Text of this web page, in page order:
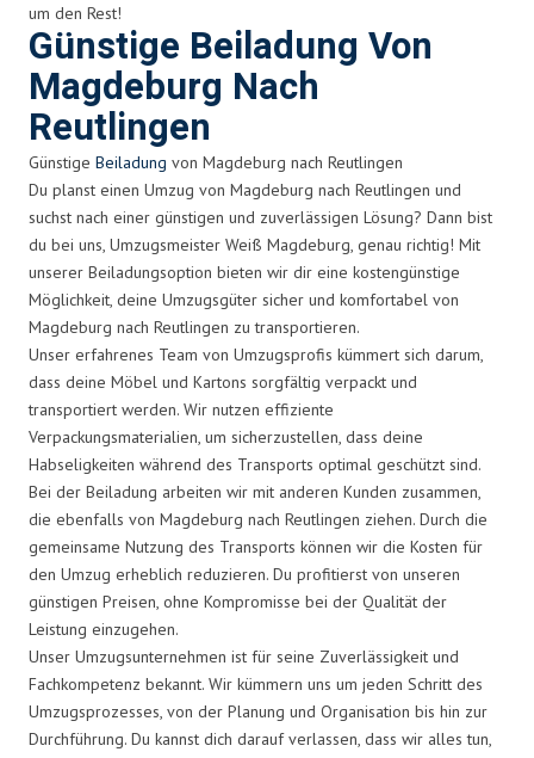
um den Rest!
Günstige Beiladung Von
Magdeburg Nach
Reutlingen
Günstige Beiladung von Magdeburg nach Reutlingen
Du planst einen Umzug von Magdeburg nach Reutlingen und
suchst nach einer günstigen und zuverlässigen Lösung? Dann bist
du bei uns, Umzugsmeister Weiß Magdeburg, genau richtig! Mit
unserer Beiladungsoption bieten wir dir eine kostengünstige
Möglichkeit, deine Umzugsgüter sicher und komfortabel von
Magdeburg nach Reutlingen zu transportieren.
Unser erfahrenes Team von Umzugsprofis kümmert sich darum,
dass deine Möbel und Kartons sorgfältig verpackt und
transportiert werden. Wir nutzen effiziente
Verpackungsmaterialien, um sicherzustellen, dass deine
Habseligkeiten während des Transports optimal geschützt sind.
Bei der Beiladung arbeiten wir mit anderen Kunden zusammen,
die ebenfalls von Magdeburg nach Reutlingen ziehen. Durch die
gemeinsame Nutzung des Transports können wir die Kosten für
den Umzug erheblich reduzieren. Du profitierst von unseren
günstigen Preisen, ohne Kompromisse bei der Qualität der
Leistung einzugehen.
Unser Umzugsunternehmen ist für seine Zuverlässigkeit und
Fachkompetenz bekannt. Wir kümmern uns um jeden Schritt des
Umzugsprozesses, von der Planung und Organisation bis hin zur
Durchführung. Du kannst dich darauf verlassen, dass wir alles tun,